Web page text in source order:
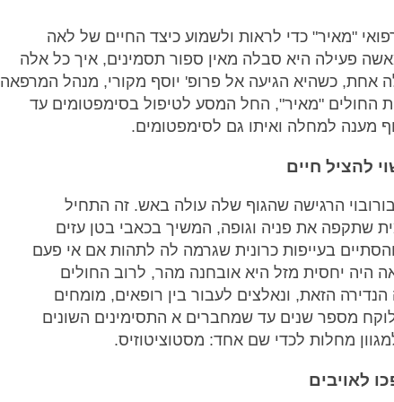
"מאיר" כדי לראות ולשמוע כיצד החיים של לאה
פעילה היא סבלה מאין ספור תסמינים, איך כל אלה
אחת, כשהיא הגיעה אל פרופ' יוסף מקורי, מנהל המרפאה
החולים "מאיר", החל המסע לטיפול בסימפטומים עד
מענה למחלה ואיתו גם לסימפטומים.
להציל חיים
הרגישה שהגוף שלה עולה באש. זה התחיל
שתקפה את פניה וגופה, המשיך בכאבי בטן עזים
בעייפות כרונית שגרמה לה לתהות אם אי פעם
היה יחסית מזל היא אובחנה מהר, לרוב החולים
הזאת, ונאלצים לעבור בין רופאים, מומחים
מספר שנים עד שמחברים א התסימינים השונים
מחלות לכדי שם אחד: מסטוציטוזיס.
לאויבים